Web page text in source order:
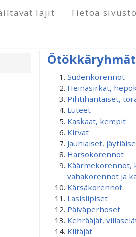
lajit Tietoa
Ötökkäryhmät
Sudenkorennot
Heinäsirkat,
Pihtihäntäiset,
Luteet
Kaskaat, kempit
Kirvat
Jauhiaiset,
Harsokorennot
Käärmekorennot,
vahakorennot ja
Kärsäkorennot
Lasisiipiset
Päiväperhoset
Kehrääjät,
Kiitäjät